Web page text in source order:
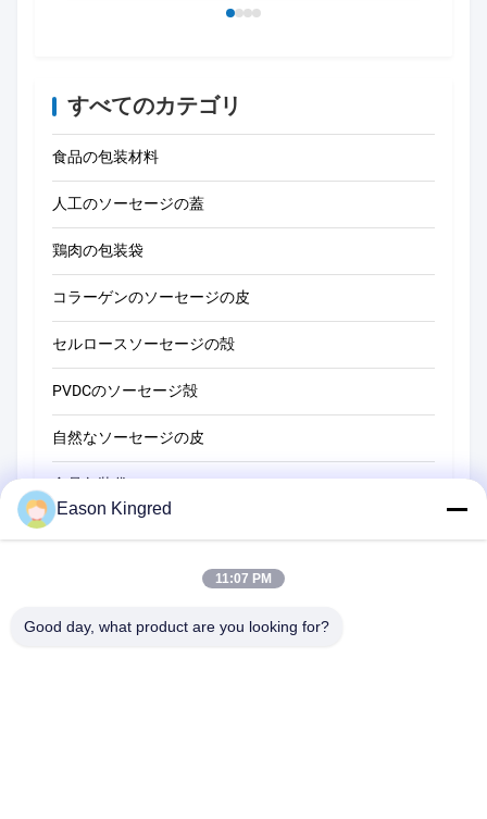
すべてのカテゴリ
食品の包装材料
人工のソーセージの蓋
鶏肉の包装袋
コラーゲンのソーセージの皮
セルロースソーセージの殻
PVDCのソーセージ殻
自然なソーセージの皮
食品包装袋
Eason Kingred
11:07 PM
Good day, what product are you looking for?